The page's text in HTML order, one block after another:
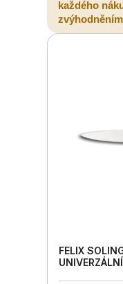
každého
FELIX